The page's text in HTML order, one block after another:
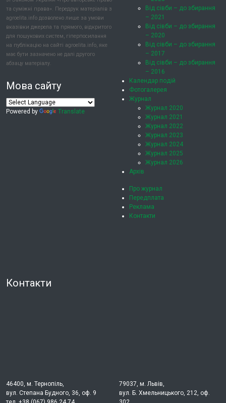
та суміжні права». Передрук матеріалів з
agroelita.info дозволено лише за умови
вказівки джерела та прямого, відкритого
для пошукових систем, гіперпосилання
на публікацію на сайті agroelita.info, яке
має бути зазначено не далі другого
абзацу матеріалу.
Мова сайту
Powered by Translate
Від сівби – до збирання
– 2021
Від сівби – до збирання
– 2020
Від сівби – до збирання
– 2017
Від сівби – до збирання
– 2016
Календар подій
Фотогалерея
Журнал
Журнал 2020
Журнал 2021
Журнал 2022
Журнал 2023
Журнал 2024
Журнал 2025
Журнал 2026
Архів
Про журнал
Передплата
Реклама
Контакти
Контакти
46400, м. Тернопіль,
вул. Степана Будного, 36, оф. 9
79037, м. Львів,
вул. Б. Хмельницького, 212, оф.